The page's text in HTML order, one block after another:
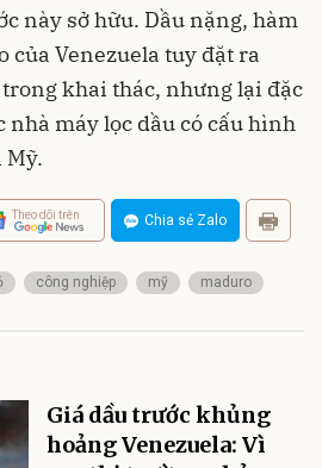
này sở hữu. Dầu nặng, hàm
của Venezuela tuy đặt ra
khai thác, nhưng lại đặc
nhà máy lọc dầu có cấu hình
Mỹ.
Theo dõi trên Chia sẻ Zalo
công nghiệp mỹ maduro
Giá dầu trước khủng
hoảng Venezuela: Vì